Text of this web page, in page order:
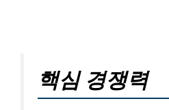
핵심 경쟁력